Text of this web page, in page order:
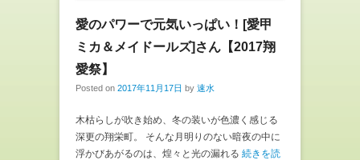
で
開
ま
す
)
(
新
い
ウ
ド
ウ
開
き
ま
す
)
愛のパワーで元気いっぱい！[愛甲
ミカ＆メイドールズ]さん【2017翔
愛祭】
Posted on 2017年11月17日 by 速水
木枯らしが吹き始め、冬の装いが色濃く感じる
深更の翔栄町。 そんな月明りのない暗夜の中に
浮かびあがるのは、煌々と光の漏れる 続きを読